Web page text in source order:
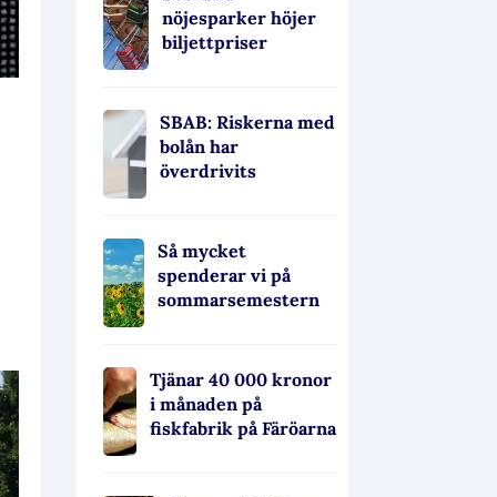
nöjesparker höjer
biljettpriser
SBAB: Riskerna med
bolån har
överdrivits
Så mycket
spenderar vi på
sommarsemestern
Tjänar 40 000 kronor
i månaden på
fiskfabrik på Färöarna